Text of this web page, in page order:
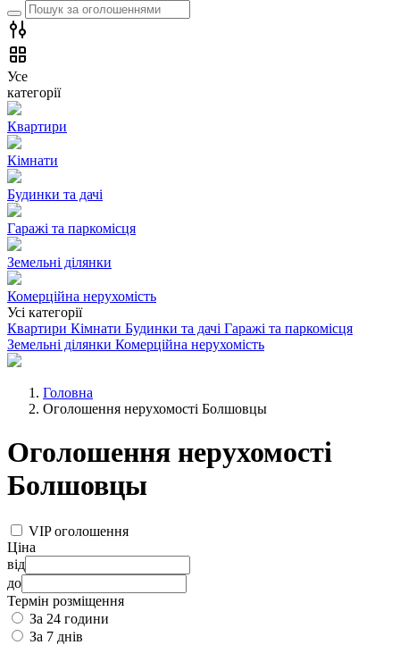
Усе
категорії
Квартири
Кімнати
Будинки та дачі
Гаражі та паркомісця
Земельні ділянки
Комерційна нерухомість
Усі категорії
Квартири Кімнати Будинки та дачі Гаражі та паркомісця
Земельні ділянки Комерційна нерухомість
Головна
Оголошення нерухомості Болшовцы
Оголошення нерухомості
Болшовцы
VIP оголошення
Ціна
від
до
Термін розміщення
За 24 години
За 7 днів